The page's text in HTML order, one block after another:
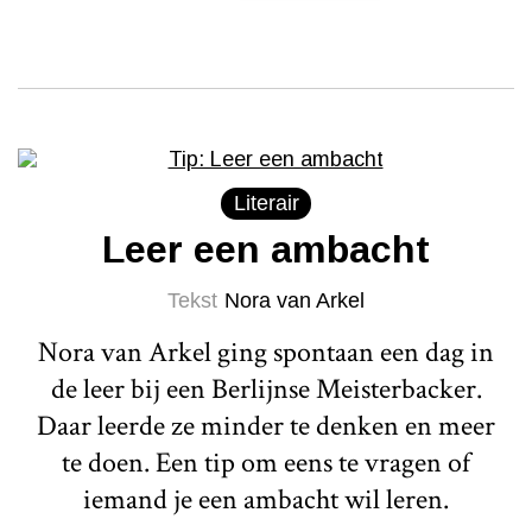
Literair
Leer een ambacht
Tekst Nora van Arkel
Nora van Arkel ging spontaan een dag in
de leer bij een Berlijnse Meisterbacker.
Daar leerde ze minder te denken en meer
te doen. Een tip om eens te vragen of
iemand je een ambacht wil leren.